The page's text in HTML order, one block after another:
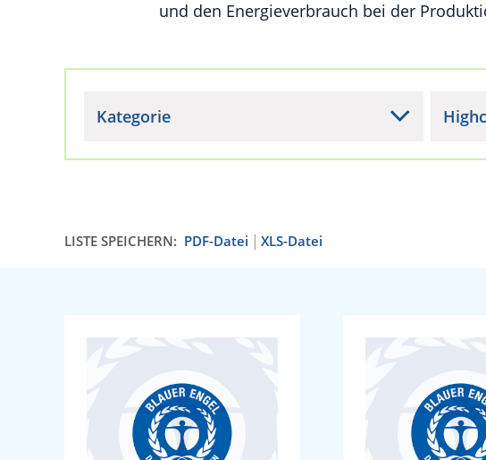
und den Energieverbrauch bei der
Kategorie
LISTE SPEICHERN: PDF-Datei XLS-Datei